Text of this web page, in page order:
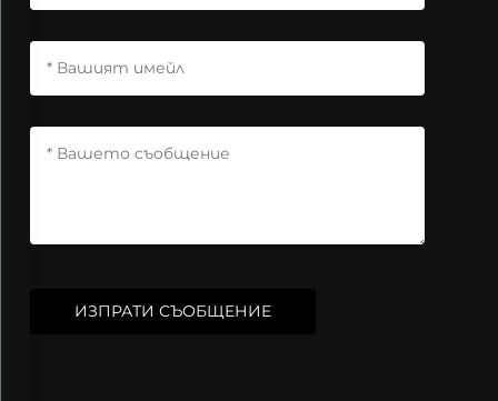
ИЗПРАТИ СЪОБЩЕНИЕ